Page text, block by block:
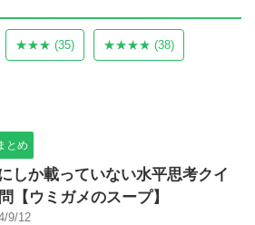
★★★ (35) ★★★★ (38)
とめ
しか載っていない水平思考クイ
【ウミガメのスープ】
9/12